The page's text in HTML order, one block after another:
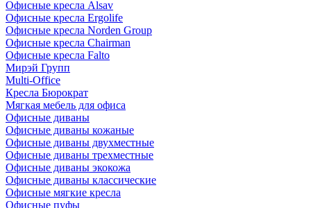
Офисные кресла Alsav
Офисные кресла Ergolife
Офисные кресла Norden Group
Офисные кресла Chairman
Офисные кресла Falto
Мирэй Групп
Multi-Office
Кресла Бюрократ
Мягкая мебель для офиса
Офисные диваны
Офисные диваны кожаные
Офисные диваны двухместные
Офисные диваны трехместные
Офисные диваны экокожа
Офисные диваны классические
Офисные мягкие кресла
Офисные пуфы